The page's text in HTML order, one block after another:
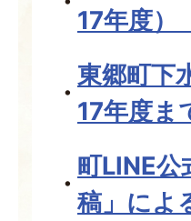
17年度）
東郷町下
17年度ま
町LINE公
稿」によ